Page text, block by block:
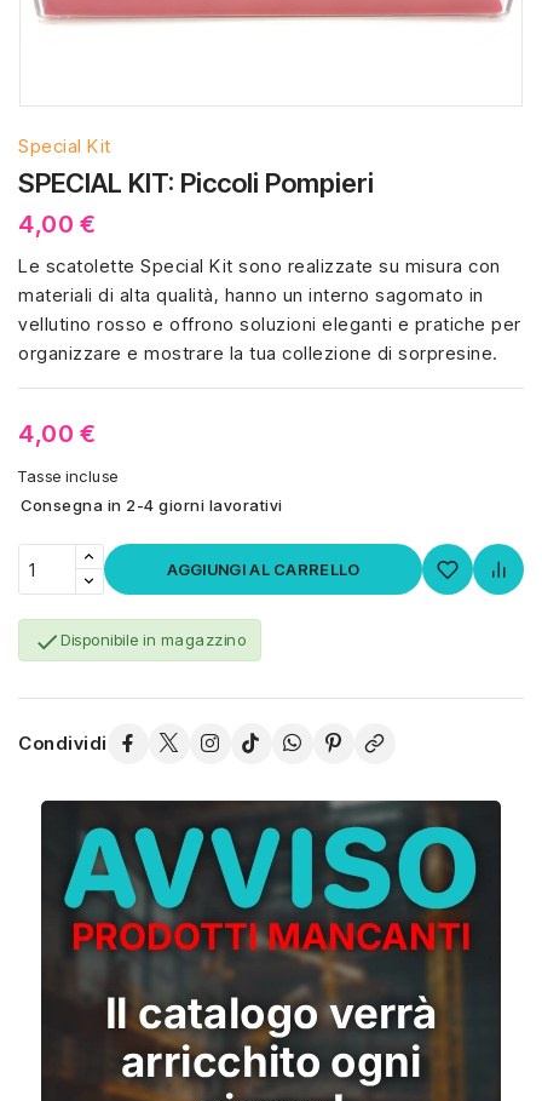
Special Kit
SPECIAL KIT: Piccoli Pompieri
4,00 €
Le scatolette Special Kit sono realizzate su misura con
materiali di alta qualità, hanno un interno sagomato in
vellutino rosso e offrono soluzioni eleganti e pratiche per
organizzare e mostrare la tua collezione di sorpresine.
4,00 €
Tasse incluse
Consegna in 2-4 giorni lavorativi
AGGIUNGI AL CARRELLO
Disponibile in magazzino
Condividi